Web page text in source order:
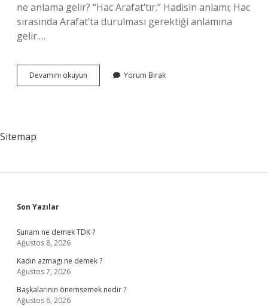
ne anlama gelir? “Hac Arafat’tır.” Hadisin anlamı; Hac
sırasında Arafat’ta durulması gerektiği anlamına
gelir.…
Devamını okuyun
Neyi
Yorum Bırak
Sitemap
Sidebar
Son Yazılar
Sunam ne demek TDK ?
Ağustos 8, 2026
Kadın azmagı ne demek ?
Ağustos 7, 2026
Başkalarının önemsemek nedir ?
Ağustos 6, 2026